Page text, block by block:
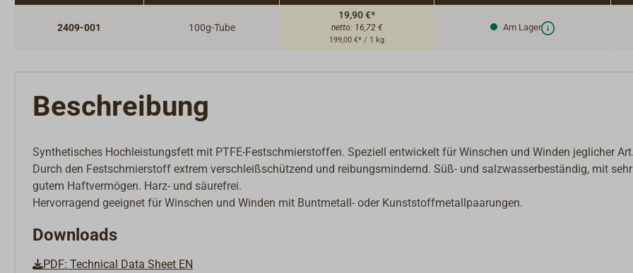
Positionslichter
2409-001 100g-Tube
19,90 €*
netto: 16,72 €
199,00 €* / 1 kg
Am Lager
Beschreibung
Synthetisches Hochleistungsfett mit PTFE-Festschmierstoffen. Speziell entwickelt für Winschen und Winden jeglicher Art.
Durch den Festschmierstoff extrem verschleißschützend und reibungsmindernd. Süß- und salzwasserbeständig, mit sehr
gutem Haftvermögen. Harz- und säurefrei.
Hervorragend geeignet für Winschen und Winden mit Buntmetall- oder Kunststoffmetallpaarungen.
Downloads
PDF: Technical Data Sheet EN